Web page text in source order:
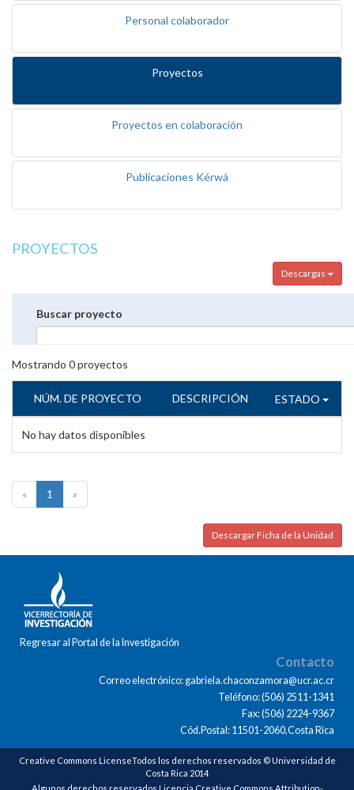
Personal colaborador
Proyectos
Proyectos en colaboración
Publicaciones Kérwá
PROYECTOS
Descargas
Buscar proyecto
Mostrando 0proyectos
NÚM. DE PROYECTO DESCRIPCIÓN ESTADO
No hay datos disponibles
« 1 »
Descargar Ficha de la Unidad
Regresar al Portal de la Investigación
Contacto
Correo electrónico: gabriela.chaconzamora@ucr.ac.cr
Teléfono: (506) 2511-1341
Fax: (506) 2224-9367
Cód.Postal: 11501-2060,Costa Rica
Creative Commons LicenseTodos los derechos reservados © Universidad de
Costa Rica 2014